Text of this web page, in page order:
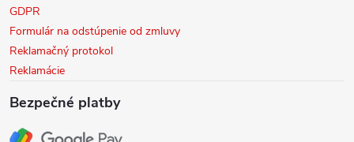
GDPR
Formulár na odstúpenie od zmluvy
Reklamačný protokol
Reklamácie
Bezpečné platby